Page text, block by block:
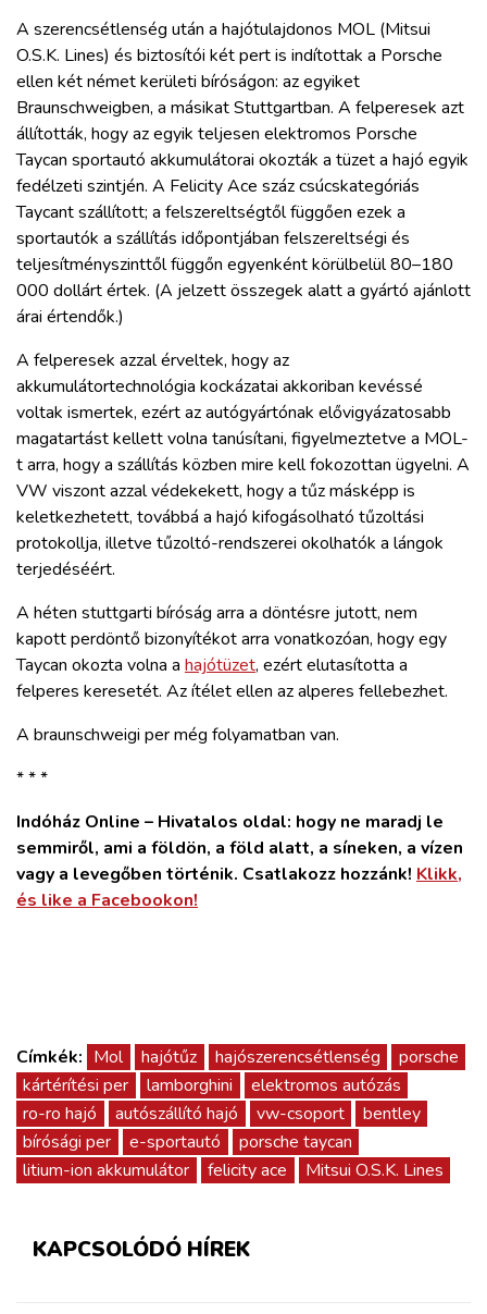
A szerencsétlenség után a hajótulajdonos MOL (Mitsui
O.S.K. Lines) és biztosítói két pert is indítottak a Porsche
ellen két német kerületi bíróságon: az egyiket
Braunschweigben, a másikat Stuttgartban. A felperesek azt
állították, hogy az egyik teljesen elektromos Porsche
Taycan sportautó akkumulátorai okozták a tüzet a hajó egyik
fedélzeti szintjén. A Felicity Ace száz csúcskategóriás
Taycant szállított; a felszereltségtől függően ezek a
sportautók a szállítás időpontjában felszereltségi és
teljesítményszinttől függőn egyenként körülbelül 80–180
000 dollárt értek. (A jelzett összegek alatt a gyártó ajánlott
árai értendők.)
A felperesek azzal érveltek, hogy az
akkumulátortechnológia kockázatai akkoriban kevéssé
voltak ismertek, ezért az autógyártónak elővigyázatosabb
magatartást kellett volna tanúsítani, figyelmeztetve a MOL-
t arra, hogy a szállítás közben mire kell fokozottan ügyelni. A
VW viszont azzal védekekett, hogy a tűz másképp is
keletkezhetett, továbbá a hajó kifogásolható tűzoltási
protokollja, illetve tűzoltó-rendszerei okolhatók a lángok
terjedéséért.
A héten stuttgarti bíróság arra a döntésre jutott, nem
kapott perdöntő bizonyítékot arra vonatkozóan, hogy egy
Taycan okozta volna a hajótüzet, ezért elutasította a
felperes keresetét. Az ítélet ellen az alperes fellebezhet.
A braunschweigi per még folyamatban van.
* * *
Indóház Online – Hivatalos oldal: hogy ne maradj le
semmiről, ami a földön, a föld alatt, a síneken, a vízen
vagy a levegőben történik. Csatlakozz hozzánk! Klikk,
és like a Facebookon!
Címkék: Mol hajótűz hajószerencsétlenség
porsche
kártérítési per
lamborghini
elektromos autózás
ro-ro hajó
autószállító hajó vw-csoport
bentley
bírósági per
e-sportautó
porsche taycan
litium-ion akkumulátor
felicity ace Mitsui O.S.K. Lines
KAPCSOLÓDÓ HÍREK